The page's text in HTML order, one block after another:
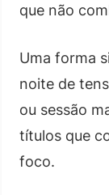
que não
Uma forma
noite de
ou sessão
títulos que
foco.